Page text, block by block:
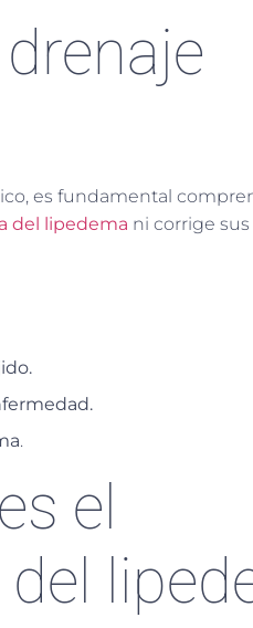
es fundamental
del lipedema ni corrige sus
.
el